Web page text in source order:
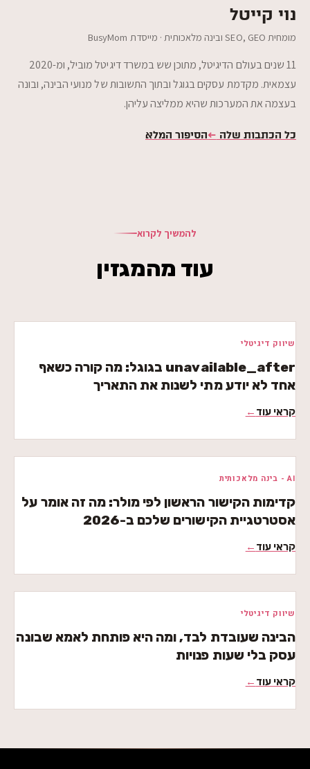
נוי קייטל
מומחית SEO,‎ GEO ובינה מלאכותית · מייסדת BusyMom
11 שנים בעולם הדיגיטל, מתוכן שש במשרד דיגיטל מוביל, ומ-2020
עצמאית. מקדמת עסקים בגוגל ובתוך התשובות של מנועי הבינה, ובונה
בעצמה את המערכות שהיא ממליצה עליהן.
כל הכתבות שלה ←הסיפור המלא
להמשיך לקרוא
עוד מהמגזין
שיווק דיגיטלי
unavailable_after בגוגל: מה קורה כשאף
אחד לא יודע מתי לשנות את התאריך
קראי עוד ←
AI - בינה מלאכותית
קדימות הקישור הראשון לפי מולר: מה זה אומר על
אסטרטגיית הקישורים שלכם ב-2026
קראי עוד ←
שיווק דיגיטלי
הבינה שעובדת לבד, ומה היא פותחת לאמא שבונה
עסק בלי שעות פנויות
קראי עוד ←